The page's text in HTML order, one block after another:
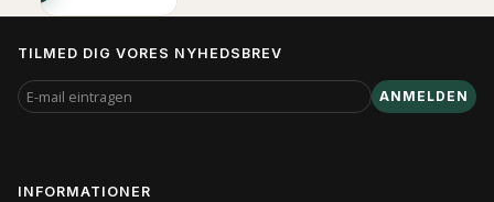
TILMED DIG VORES NYHEDSBREV
E-
MAIL
ANMELDEN
INFORMATIONER